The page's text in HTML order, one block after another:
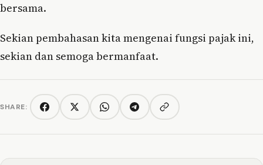
bersama.
Sekian pembahasan kita mengenai fungsi pajak ini,
sekian dan semoga bermanfaat.
SHARE: FacebookTwitter/XWhatsAppTelegramCopy link